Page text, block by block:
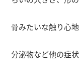
骨みたいな触り心地
分泌物など他の症